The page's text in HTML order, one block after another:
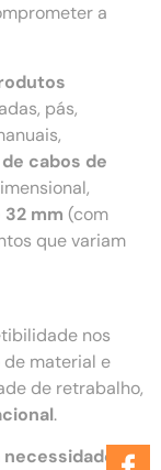
a
pás,
cabos de
mm (com
que variam
nos
material e
de retrabalho,
.